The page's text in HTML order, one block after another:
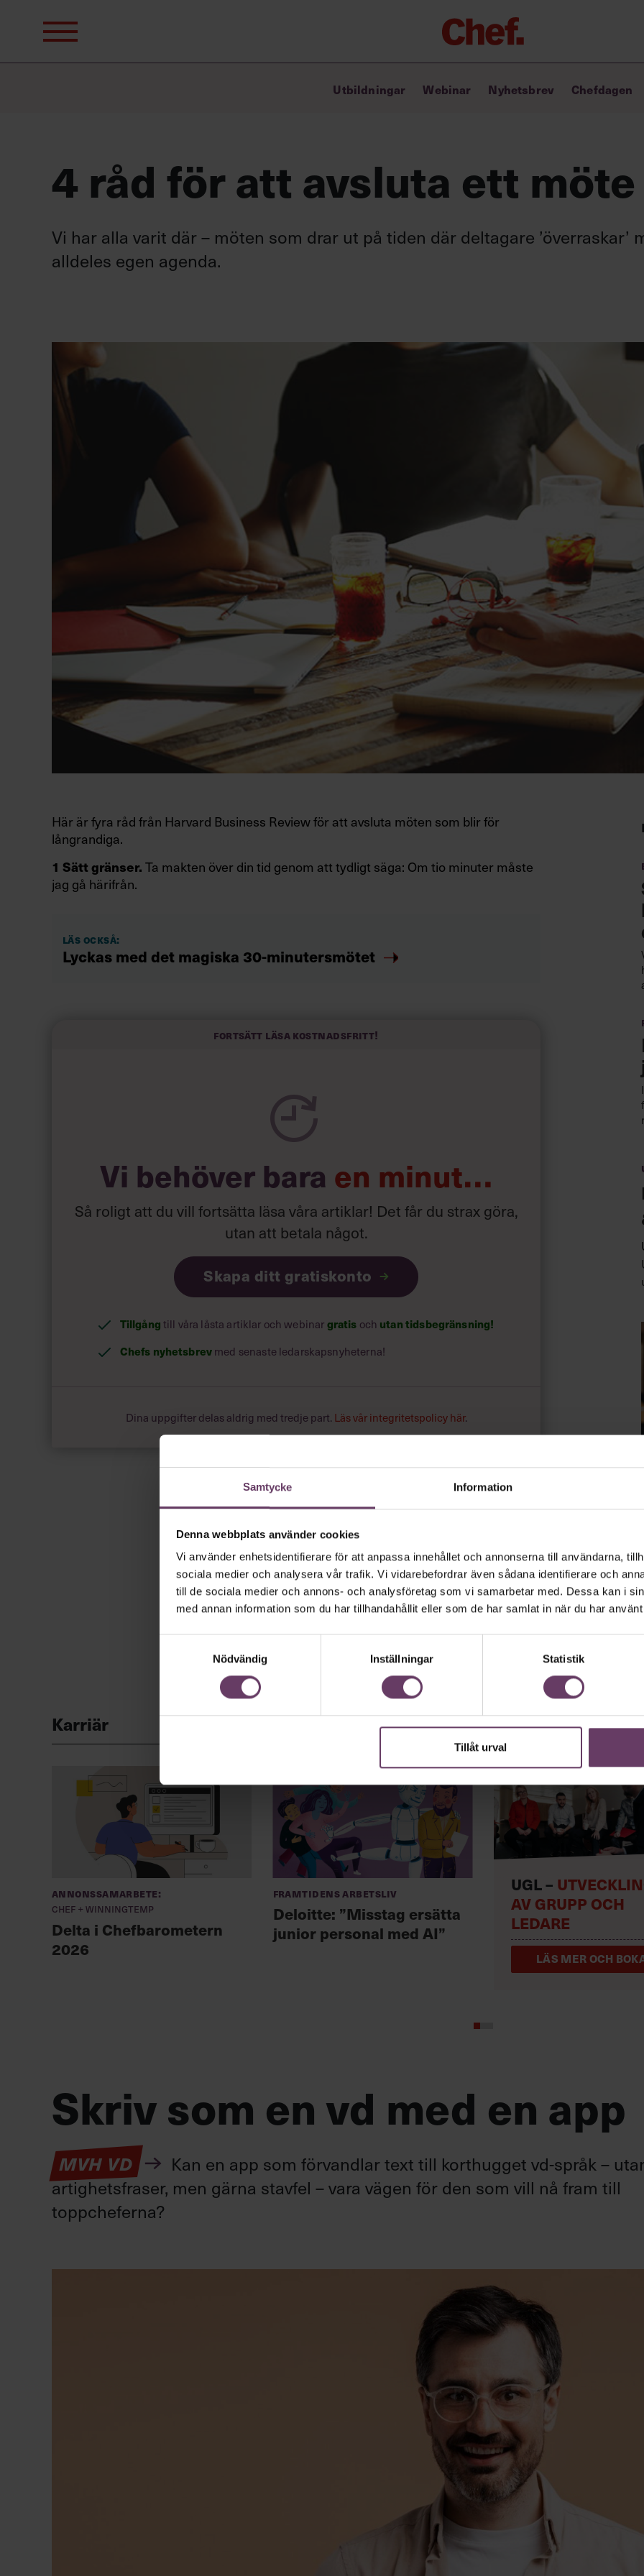
Samtycke Information
Denna webbplats använder cookies
Vi använder enhetsidentifierare för att anpassa innehållet och annonserna till användarna,
sociala medier och analysera vår trafik. Vi vidarebefordrar även sådana identifierare och
till de sociala medier och annons- och analysföretag som vi samarbetar med. Dessa kan i
med annan information som du har tillhandahållit eller som de har samlat in när du har
Nödvändig
Inställningar Statistik
Tillåt urval
efter: Chefakademin+
Lyft ditt ledarskap med C+
Ledarskapstest
Chef GPT – din chefsassistent i
Utbildningar Webinar Nyhetsbrev Chefdagen
4 råd för att avsluta ett möte
Vi har alla varit där – möten som drar ut på tiden där deltagare ’överraskar’
alldeles egen agenda.
Här är fyra råd från Harvard Business Review för att avsluta möten som blir för
långrandiga.
1 Sätt gränser. Ta makten över din tid genom att tydligt säga: Om tio minuter måste
jag gå härifrån.
Läs också:
Lyckas med det magiska 30-minutersmötet
Fortsätt läsa kostnadsfritt!
Vi behöver bara en minut…
Så roligt att du vill fortsätta läsa våra artiklar! Det får du strax göra,
utan att betala något.
Skapa ditt gratiskonto
Tillgångtill våra låsta artiklar och webinargratis och utan tidsbegränsning!
Chefs nyhetsbrevmed senaste ledarskapsnyheterna!
Dina uppgifter delas aldrig med tredje part. Läs vår integritetspolicy här.
Karriär
Annonssamarbete:
Chef + Winningtemp
Delta i Chefbarometern
2026
Framtidens arbetsliv
Deloitte: ”Misstag ersätta
junior personal med AI”
UGL –
AV GRUPP OCH
LEDARE
LÄS MER OCH
Skriv som en vd med en app
MVH VD
Kan en app som förvandlar text till korthugget vd-språk –
artighetsfraser, men gärna stavfel – vara vägen för den som vill nå fram till
toppcheferna?